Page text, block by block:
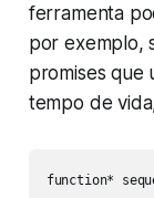
ferramenta
por exemplo,
promises que
tempo de
function*